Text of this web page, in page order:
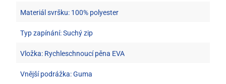
Materiál svršku: 100% polyester
Typ zapínání: Suchý zip
Vložka: Rychleschnoucí pěna EVA
Vnější podrážka: Guma